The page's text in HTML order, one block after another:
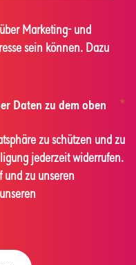
Marketing- und
sein können. Dazu
Daten zu dem oben
*
zu schützen und zu
jederzeit widerrufen.
zu unseren